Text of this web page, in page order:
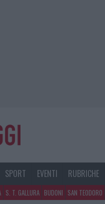
SPORT EVENTI RUBRICHE
S. T. GALLURA BUDONI SAN TEODORO